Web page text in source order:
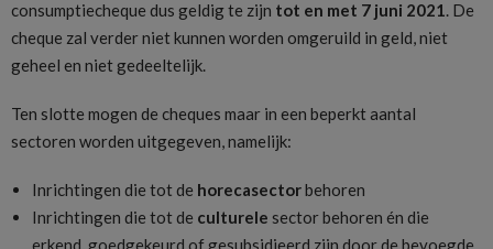
consumptiecheque dus geldig te zijn tot en met 7 juni 2021. De
cheque zal verder niet kunnen worden omgeruild in geld, niet
geheel en niet gedeeltelijk.
Ten slotte mogen de cheques maar in een beperkt aantal
sectoren worden uitgegeven, namelijk:
Inrichtingen die tot de horecasectorbehoren
Inrichtingen die tot de culturele sector behoren én die
erkend, goedgekeurd of gesubsidieerd zijn door de bevoegde